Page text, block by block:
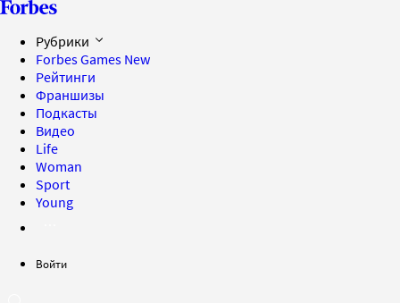
Рубрики
Forbes Games New
Рейтинги
Франшизы
Подкасты
Видео
Life
Woman
Sport
Young
Войти